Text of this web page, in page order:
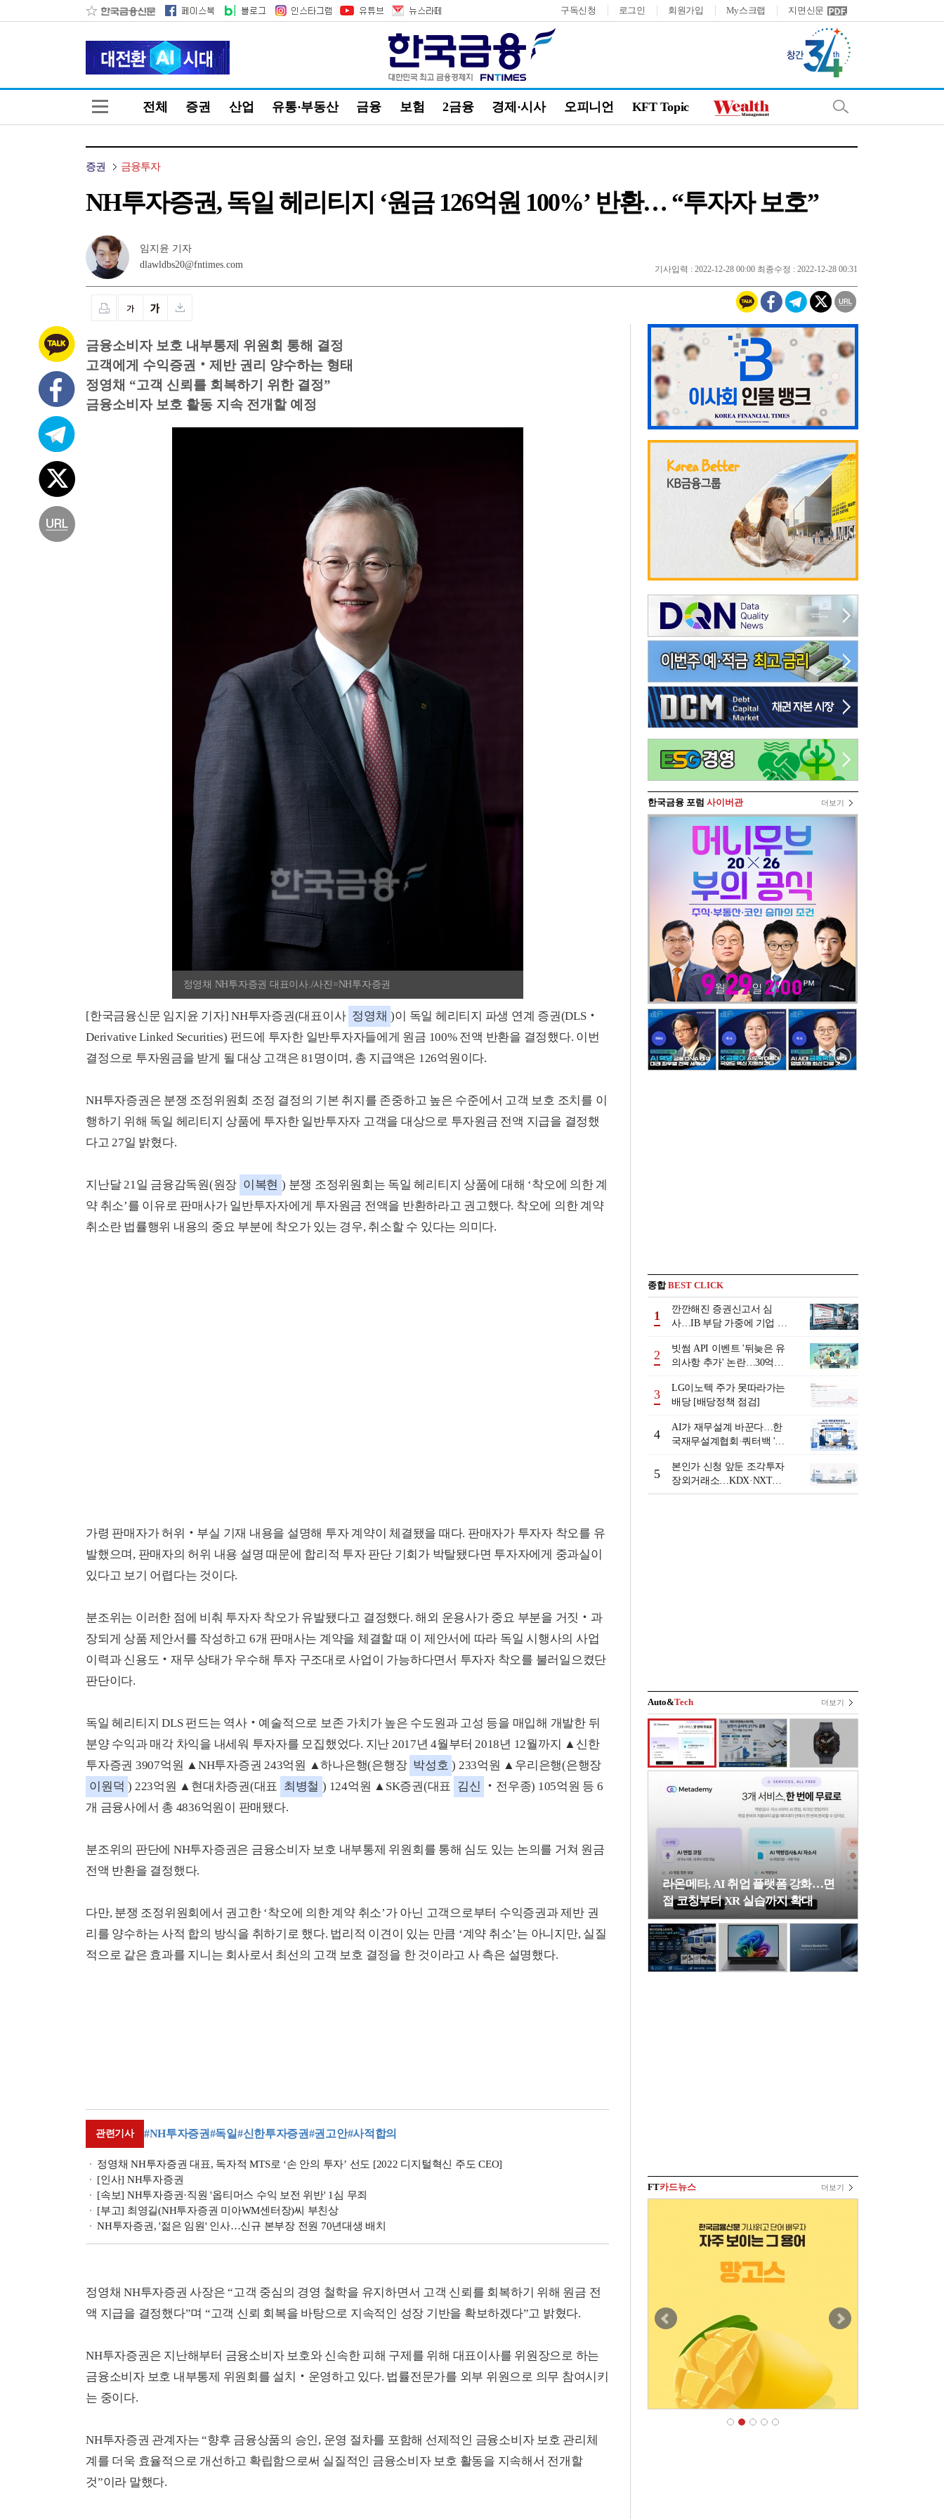
구독신청 로그인 회원가입 My스크랩 지면신문
전체 증권 산업 유통·부동산 금융 보험 2금융 경제·시사 오피니언 KFT Topic
증권 금융투자
NH투자증권, 독일 헤리티지 ‘원금 126억원 100%’ 반환… “투자자 보호”
임지윤 기자
dlawldbs20@fntimes.com
기사입력 : 2022-12-28 00:00 최종수정 : 2022-12-28 00:31
금융소비자 보호 내부통제 위원회 통해 결정
고객에게 수익증권‧제반 권리 양수하는 형태
정영채 “고객 신뢰를 회복하기 위한 결정”
금융소비자 보호 활동 지속 전개할 예정
정영채 NH투자증권 대표이사./사진=NH투자증권
[한국금융신문 임지윤 기자] NH투자증권(대표이사 정영채 )이 독일 헤리티지 파생 연계 증권(DLS‧
Derivative Linked Securities) 펀드에 투자한 일반투자자들에게 원금 100% 전액 반환을 결정했다. 이번
결정으로 투자원금을 받게 될 대상 고객은 81명이며, 총 지급액은 126억원이다.
NH투자증권은 분쟁 조정위원회 조정 결정의 기본 취지를 존중하고 높은 수준에서 고객 보호 조치를 이
행하기 위해 독일 헤리티지 상품에 투자한 일반투자자 고객을 대상으로 투자원금 전액 지급을 결정했
다고 27일 밝혔다.
지난달 21일 금융감독원(원장 이복현 ) 분쟁 조정위원회는 독일 헤리티지 상품에 대해 ‘착오에 의한 계
약 취소’를 이유로 판매사가 일반투자자에게 투자원금 전액을 반환하라고 권고했다. 착오에 의한 계약
취소란 법률행위 내용의 중요 부분에 착오가 있는 경우, 취소할 수 있다는 의미다.
가령 판매자가 허위‧부실 기재 내용을 설명해 투자 계약이 체결됐을 때다. 판매자가 투자자 착오를 유
발했으며, 판매자의 허위 내용 설명 때문에 합리적 투자 판단 기회가 박탈됐다면 투자자에게 중과실이
있다고 보기 어렵다는 것이다.
분조위는 이러한 점에 비춰 투자자 착오가 유발됐다고 결정했다. 해외 운용사가 중요 부분을 거짓‧과
장되게 상품 제안서를 작성하고 6개 판매사는 계약을 체결할 때 이 제안서에 따라 독일 시행사의 사업
이력과 신용도‧재무 상태가 우수해 투자 구조대로 사업이 가능하다면서 투자자 착오를 불러일으켰단
판단이다.
독일 헤리티지 DLS 펀드는 역사‧예술적으로 보존 가치가 높은 수도원과 고성 등을 매입해 개발한 뒤
분양 수익과 매각 차익을 내세워 투자자를 모집했었다. 지난 2017년 4월부터 2018년 12월까지 ▲신한
투자증권 3907억원 ▲NH투자증권 243억원 ▲하나은행(은행장 박성호 ) 233억원 ▲우리은행(은행장
이원덕 ) 223억원 ▲현대차증권(대표 최병철 ) 124억원 ▲SK증권(대표 김신
‧전우종) 105억원 등 6
개 금융사에서 총 4836억원이 판매됐다.
분조위의 판단에 NH투자증권은 금융소비자 보호 내부통제 위원회를 통해 심도 있는 논의를 거쳐 원금
전액 반환을 결정했다.
다만, 분쟁 조정위원회에서 권고한 ‘착오에 의한 계약 취소’가 아닌 고객으로부터 수익증권과 제반 권
리를 양수하는 사적 합의 방식을 취하기로 했다. 법리적 이견이 있는 만큼 ‘계약 취소’는 아니지만, 실질
적으로 같은 효과를 지니는 회사로서 최선의 고객 보호 결정을 한 것이라고 사 측은 설명했다.
관련기사 #NH투자증권#독일#신한투자증권#권고안#사적합의
정영채 NH투자증권 대표, 독자적 MTS로 ‘손 안의 투자’ 선도 [2022 디지털혁신 주도 CEO]
[인사] NH투자증권
[속보] NH투자증권·직원 '옵티머스 수익 보전 위반' 1심 무죄
[부고] 최영길(NH투자증권 미아WM센터장)씨 부친상
NH투자증권, '젊은 임원' 인사…신규 본부장 전원 70년대생 배치
정영채 NH투자증권 사장은 “고객 중심의 경영 철학을 유지하면서 고객 신뢰를 회복하기 위해 원금 전
액 지급을 결정했다”며 “고객 신뢰 회복을 바탕으로 지속적인 성장 기반을 확보하겠다”고 밝혔다.
NH투자증권은 지난해부터 금융소비자 보호와 신속한 피해 구제를 위해 대표이사를 위원장으로 하는
금융소비자 보호 내부통제 위원회를 설치‧운영하고 있다. 법률전문가를 외부 위원으로 의무 참여시키
는 중이다.
NH투자증권 관계자는 “향후 금융상품의 승인, 운영 절차를 포함해 선제적인 금융소비자 보호 관리체
계를 더욱 효율적으로 개선하고 확립함으로써 실질적인 금융소비자 보호 활동을 지속해서 전개할
것”이라 말했다.
한국금융 포럼 사이버관 더보기
종합BEST CLICK
1
깐깐해진 증권신고서 심
사…IB 부담 가중에 기업 자
2
빗썸 API 이벤트 '뒤늦은 유
의사항 추가' 논란…30억원
발
3
LG이노텍 주가 못따라가는
배당 [배당정책 점검]
4
AI가 재무설계 바꾼다…한
국재무설계협회·쿼터백 '베
5
본인가 신청 앞둔 조각투자
장외거래소…KDX·NXT컨
소 막판 점검 ‘분주’
Auto&Tech 더보기
라온메타, AI 취업 플랫폼 강화…면
접 코칭부터 XR 실습까지 확대
FT카드뉴스 더보기